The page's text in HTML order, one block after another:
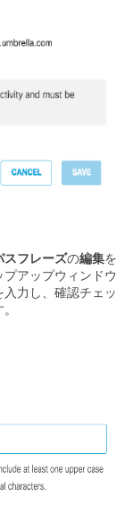
スフレーズの編集を
プアップウィンドウ
入力し、確認チェッ